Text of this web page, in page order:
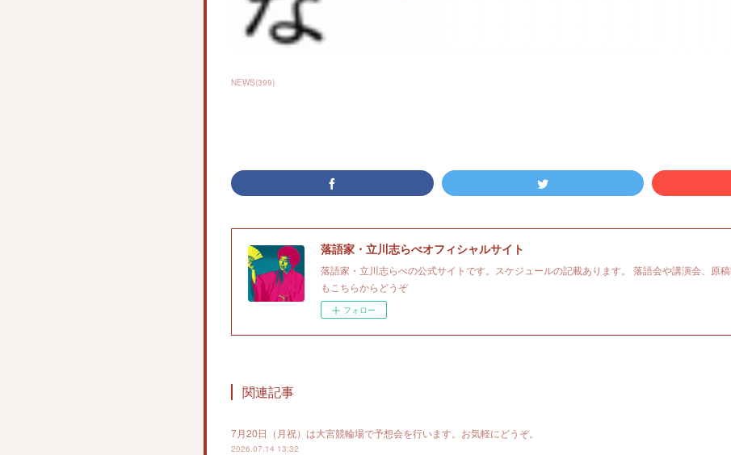
NEWS(399)
落語家・立川志らべオフィシャルサイト
落語家・立川志らべの公式サイトです。スケジュールの記載あります。 落語会や講演会、原
もこちらからどうぞ
フォロー
関連記事
7月20日（月祝）は大宮競輪場で予想会を行います。お気軽にどうぞ。
2026.07.14 13:32